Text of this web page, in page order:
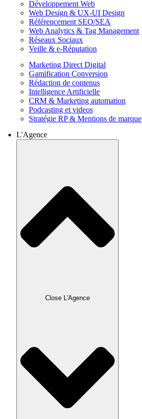
Développement Web
Web Design & UX-UI Design
Référencement SEO/SEA
Web Analytics & Tag Management
Réseaux Sociaux
Veille & e-Réputation
Marketing Direct Digital
Gamification Conversion
Rédaction de contenus
Intelligence Artificielle
CRM & Marketing automation
Podcasting et videos
Stratégie RP & Mentions de marque
L'Agence
Close L'Agence